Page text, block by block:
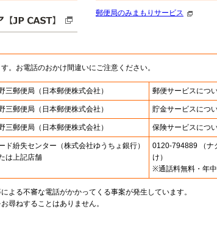
郵便局のみまもりサービス
。お電話のおかけ間違いにご注意ください。
三郵便局 （日本郵便株式会社） 郵便サービスにつ
三郵便局 （日本郵便株式会社） 貯金サービスにつ
三郵便局 （日本郵便株式会社） 保険サービスにつ
ド紛失センター （株式会社ゆうちょ銀行）
は上記店舗
0120-794889 （ナ
け）
※通話料無料・年
よる不審な電話がかかってくる事案が発生しています。
尋ねすることはありません。